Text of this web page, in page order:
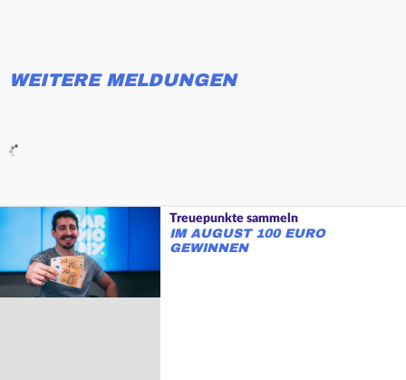
WEITERE MELDUNGEN
Treuepunkte sammeln
IM AUGUST 100 EURO
GEWINNEN